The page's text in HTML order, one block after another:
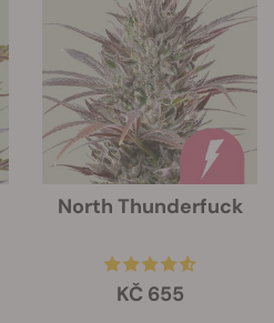
North Thunderfuck
KČ 655